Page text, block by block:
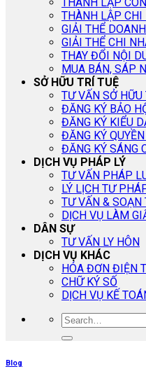
THÀNH LẬP CHI
GIẢI THỂ
GIẢI THỂ CHI
THAY ĐỔI NỘI
MUA BÁN, SÁP
SỞ HỮU TRÍ TUỆ
TƯ VẤN SỞ HỮU
ĐĂNG KÝ BẢO
ĐĂNG KÝ KIỂU
ĐĂNG KÝ
ĐĂNG KÝ SÁNG
DỊCH VỤ PHÁP LÝ
TƯ VẤN PHÁP
LÝ LỊCH TƯ
TƯ VẤN &
DỊCH VỤ LÀM
DÂN SỰ
TƯ VẤN LY HÔN
DỊCH VỤ KHÁC
HÓA ĐƠN ĐIỆN
CHỮ KÝ SỐ
DỊCH VỤ KẾ
Blog